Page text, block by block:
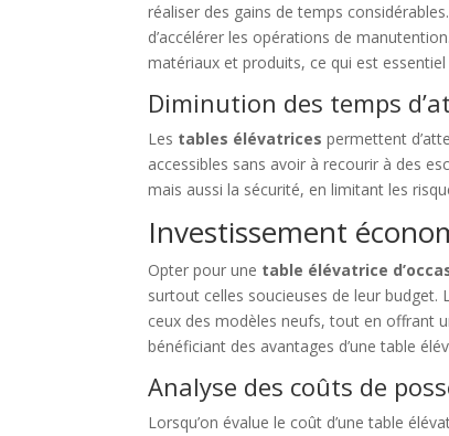
réaliser des gains de temps
d’accélérer les opérations de
matériaux et produits, ce qui est
Diminution des temps
Les tables élévatrices permettent
accessibles sans avoir à recourir à des
mais aussi la sécurité, en limitant les
Investissement
Opter pour une table élévatrice
surtout celles soucieuses de leur budget.
ceux des modèles neufs, tout en offrant
bénéficiant des avantages d’une table
Analyse des coûts de
Lorsqu’on évalue le coût d’une table